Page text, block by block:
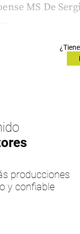
MS De
producciones
y confiable